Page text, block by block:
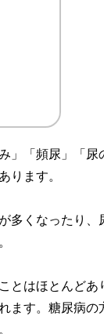
」「頻尿」「
ります。
多くなったり
とはほとんど
ます。糖尿病